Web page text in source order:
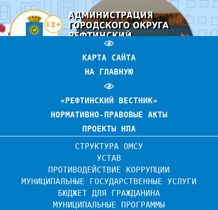
АДМИНИСТРАЦИЯ
ГОРОДСКОГО ОКРУГА
РЕФТИНСКИЙ
ОФИЦИАЛЬНЫЙ САЙТ
КАРТА САЙТА
НА ГЛАВНУЮ
«РЕФТИНСКИЙ ВЕСТНИК»
НОРМАТИВНО-ПРАВОВЫЕ АКТЫ
ПРОЕКТЫ НПА
СТРУКТУРА ОМСУ
УСТАВ
ПРОТИВОДЕЙСТВИЕ КОРРУПЦИИ
МУНИЦИПАЛЬНЫЕ ГОСУДАРСТВЕННЫЕ УСЛУГИ
БЮДЖЕТ ДЛЯ ГРАЖДАНИНА
МУНИЦИПАЛЬНЫЕ ПРОГРАММЫ